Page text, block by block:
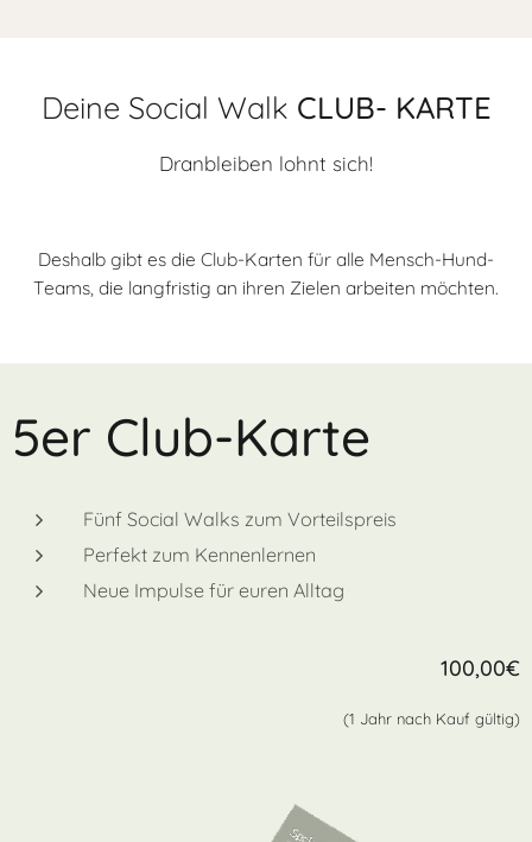
Deine Social Walk CLUB- KARTE
Dranbleiben lohnt sich!
Deshalb gibt es die Club-Karten für alle Mensch-Hund-
Teams, die langfristig an ihren Zielen arbeiten möchten.
5er Club-Karte
Fünf Social Walks zum Vorteilspreis
Perfekt zum Kennenlernen
Neue Impulse für euren Alltag
100,00€
(1 Jahr nach Kauf gültig)